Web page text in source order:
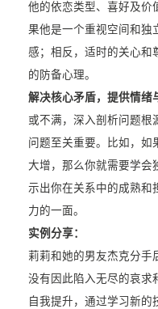
他的依恋类型、喜好及价
果他是一个重视空间和独
感；相反，适时的关心和
的防备心理。
解决核心矛盾，提供情绪
或不满，深入剖析问题根
问题至关重要。比如，如
大增，那么你就需要学会
示出你在关系中的成熟和
力的一面。
实例分享：
莉莉和她的男友杰克分手
没有因此陷入无尽的哀求
自我提升，通过学习新